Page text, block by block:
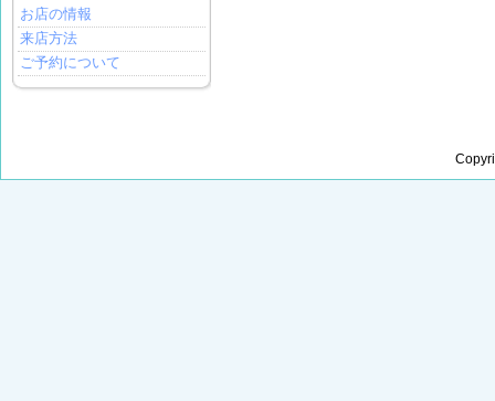
お店の情報
来店方法
ご予約について